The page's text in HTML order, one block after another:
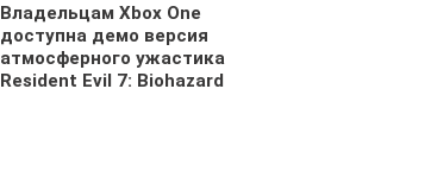
Владельцам Xbox One
доступна демо версия
атмосферного ужастика
Resident Evil 7: Biohazard